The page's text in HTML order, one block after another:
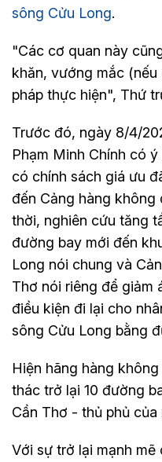
sông Cửu Long.
"Các cơ quan này
khăn, vướng mắc
pháp thực hiện", Thứ
Trước đó, ngày 8/4/
Phạm Minh Chính có
có chính sách giá ưu
đến Cảng hàng
thời, nghiên cứu tăng
đường bay mới đến
Long nói chung và
Thơ nói riêng để giảm
điều kiện đi lại cho
sông Cửu Long bằng
Hiện hãng hàng
thác trở lại 10 đường
Cần Thơ - thủ phủ của
Với sự trở lại mạnh